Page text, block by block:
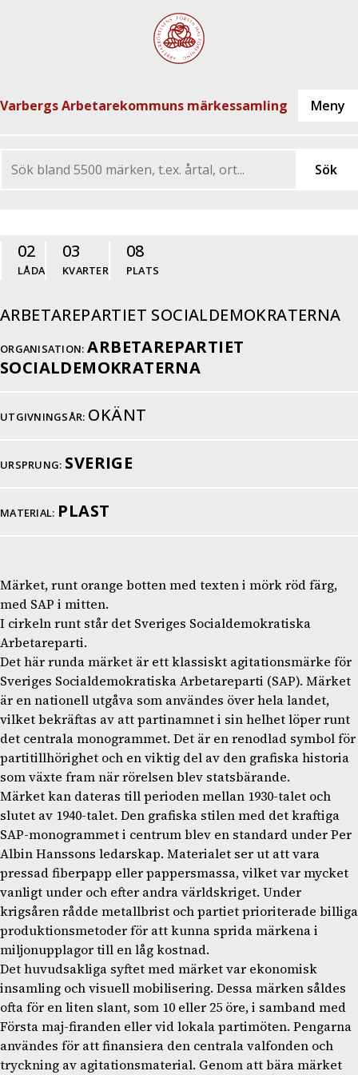
Varbergs Arbetarekommuns märkessamling
02
LÅDA
03
KVARTER
08
PLATS
ARBETAREPARTIET SOCIALDEMOKRATERNA
ORGANISATION: ARBETAREPARTIET
SOCIALDEMOKRATERNA
UTGIVNINGSÅR: OKÄNT
URSPRUNG: SVERIGE
MATERIAL: PLAST
Märket, runt orange botten med texten i mörk röd färg,
med SAP i mitten.
I cirkeln runt står det Sveriges Socialdemokratiska
Arbetareparti.
Det här runda märket är ett klassiskt agitationsmärke för
Sveriges Socialdemokratiska Arbetareparti (SAP). Märket
är en nationell utgåva som användes över hela landet,
vilket bekräftas av att partinamnet i sin helhet löper runt
det centrala monogrammet. Det är en renodlad symbol för
partitillhörighet och en viktig del av den grafiska historia
som växte fram när rörelsen blev statsbärande.
Märket kan dateras till perioden mellan 1930-talet och
slutet av 1940-talet. Den grafiska stilen med det kraftiga
SAP-monogrammet i centrum blev en standard under Per
Albin Hanssons ledarskap. Materialet ser ut att vara
pressad fiberpapp eller pappersmassa, vilket var mycket
vanligt under och efter andra världskriget. Under
krigsåren rådde metallbrist och partiet prioriterade billiga
produktionsmetoder för att kunna sprida märkena i
miljonupplagor till en låg kostnad.
Det huvudsakliga syftet med märket var ekonomisk
insamling och visuell mobilisering. Dessa märken såldes
ofta för en liten slant, som 10 eller 25 öre, i samband med
Första maj-firanden eller vid lokala partimöten. Pengarna
användes för att finansiera den centrala valfonden och
tryckning av agitationsmaterial. Genom att bära märket